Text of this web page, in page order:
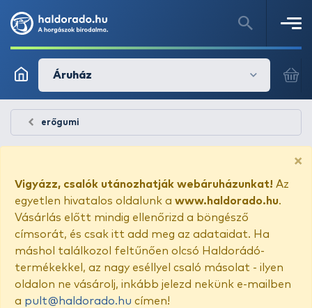
Áruház
erőgumi
×
Vigyázz, csalók utánozhatják webáruházunkat! Az
egyetlen hivatalos oldalunk a www.haldorado.hu.
Vásárlás előtt mindig ellenőrizd a böngésző
címsorát, és csak itt add meg az adataidat. Ha
máshol találkozol feltűnően olcsó Haldorádó-
termékekkel, az nagy eséllyel csaló másolat - ilyen
oldalon ne vásárolj, inkább jelezd nekünk e-mailben
a pult@haldorado.hu címen!